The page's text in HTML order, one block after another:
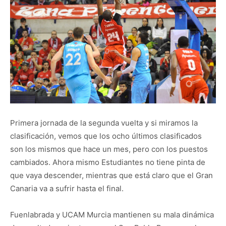
Primera jornada de la segunda vuelta y si miramos la
clasificación, vemos que los ocho últimos clasificados
son los mismos que hace un mes, pero con los puestos
cambiados. Ahora mismo Estudiantes no tiene pinta de
que vaya descender, mientras que está claro que el Gran
Canaria va a sufrir hasta el final.
Fuenlabrada y UCAM Murcia mantienen su mala dinámica